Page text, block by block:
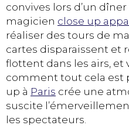
convives lors d’un
magicien close up
réaliser des tours de
cartes disparaissent et
flottent dans les airs, et
comment tout cela est
up à Paris crée une
suscite
les spectateurs.